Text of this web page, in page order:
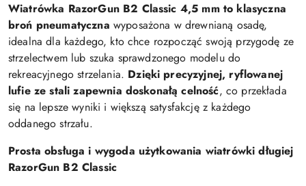
Wiatrówka RazorGun B2 Classic 4,5 mm to klasyczna
broń pneumatyczna wyposażona w drewnianą osadę,
idealna dla każdego, kto chce rozpocząć swoją przygodę ze
strzelectwem lub szuka sprawdzonego modelu do
rekreacyjnego strzelania. Dzięki precyzyjnej, ryflowanej
lufie ze stali zapewnia doskonałą celność, co przekłada
się na lepsze wyniki i większą satysfakcję z każdego
oddanego strzału.
Prosta obsługa i wygoda użytkowania wiatrówki długiej
RazorGun B2 Classic